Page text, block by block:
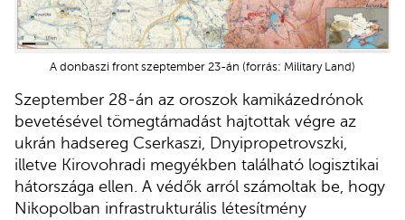
A donbaszi front szeptember 23-án (forrás: Military Land)
Szeptember 28-án az oroszok kamikázedrónok
bevetésével tömegtámadást hajtottak végre az
ukrán hadsereg Cserkaszi, Dnyipropetrovszki,
illetve Kirovohradi megyékben található logisztikai
hátországa ellen. A védők arról számoltak be, hogy
Nikopolban infrastrukturális létesítmény